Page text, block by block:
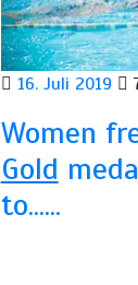
16. Juli 2019
Women
Gold
to……